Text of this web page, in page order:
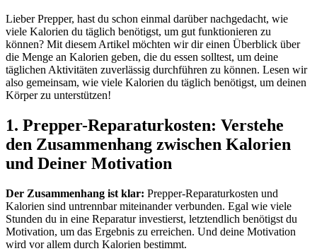
Lieber Prepper, hast du schon einmal darüber nachgedacht, wie
viele Kalorien du täglich benötigst, um gut funktionieren zu
können? Mit diesem Artikel möchten wir dir einen Überblick über
die Menge an Kalorien geben, die du essen solltest, um deine
täglichen Aktivitäten zuverlässig durchführen zu können. Lesen wir
also gemeinsam, wie viele Kalorien du täglich benötigst, um deinen
Körper zu unterstützen!
1. Prepper-Reparaturkosten: Verstehe
den Zusammenhang zwischen Kalorien
und Deiner Motivation
Der Zusammenhang ist klar: Prepper-Reparaturkosten und
Kalorien sind untrennbar miteinander verbunden. Egal wie viele
Stunden du in eine Reparatur investierst, letztendlich benötigst du
Motivation, um das Ergebnis zu erreichen. Und deine Motivation
wird vor allem durch Kalorien bestimmt.